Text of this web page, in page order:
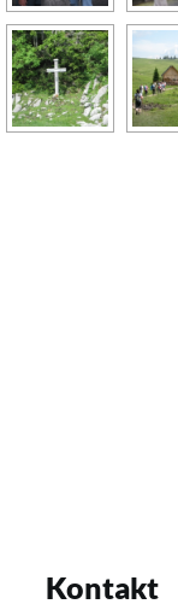
Kontakt